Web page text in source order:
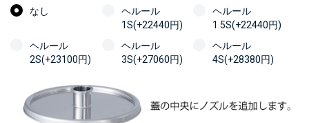
なし
ヘルール
1S(+22440円)
ヘルール
1.5S(+22440円)
ヘルール
2S(+23100円)
ヘルール
3S(+27060円)
ヘルール
4S(+28380円)